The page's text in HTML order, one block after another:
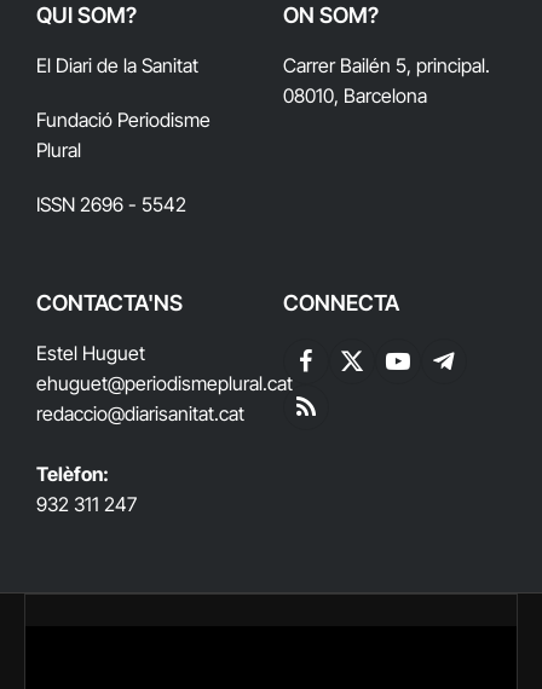
QUI SOM?
El Diari de la Sanitat
Fundació Periodisme
Plural
ISSN 2696 - 5542
ON SOM?
Carrer Bailén 5, principal.
08010, Barcelona
CONTACTA'NS
Estel Huguet
ehuguet@periodismeplural.cat
redaccio@diarisanitat.cat
Telèfon:
932 311 247
CONNECTA
Facebook
X
YouTubeTelegram
RSS